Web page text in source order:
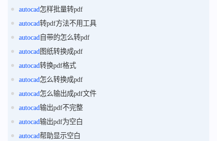
autocad怎样批量转pdf
autocad转pdf方法不用工具
autocad自带的怎么转pdf
autocad图纸转换成pdf
autocad转换pdf格式
autocad怎么转换成pdf
autocad怎么输出成pdf文件
autocad输出pdf不完整
autocad输出pdf为空白
autocad帮助显示空白